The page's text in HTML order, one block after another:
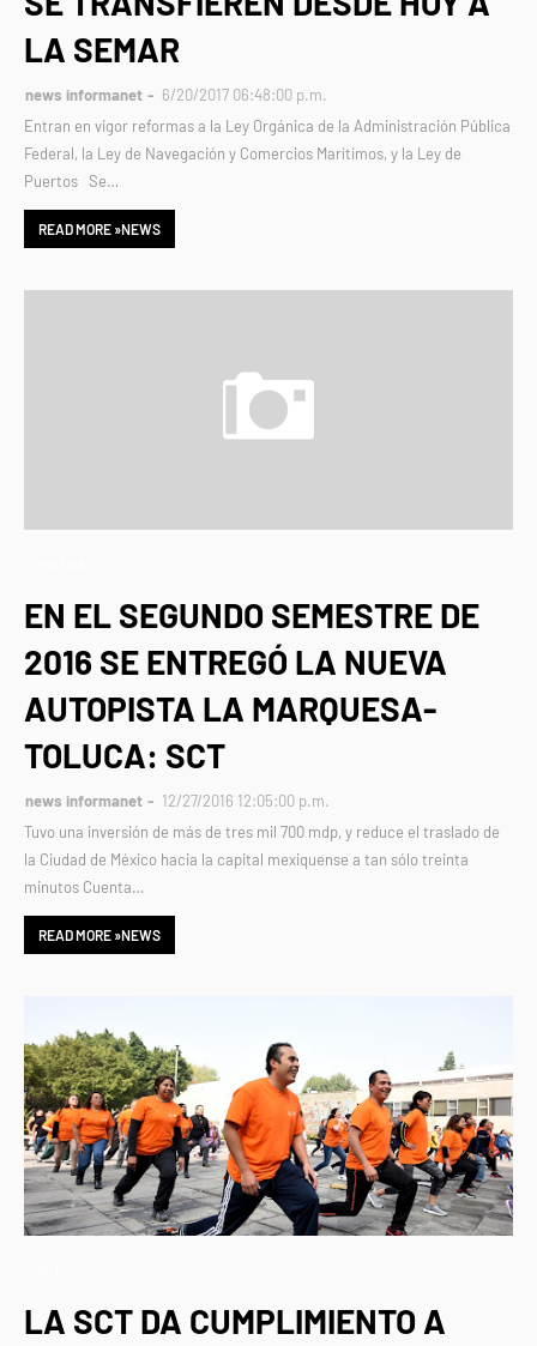
LA SEMAR
news informanet
6/20/2017 06:48:00 p.m.
​Entran en vigor reformas a la Ley Orgánica de la Administración Pública
Federal, la Ley de Navegación y Comercios Marítimos, y la Ley de
Puertos Se…
READ MORE »NEWS
EN EL SEGUNDO SEMESTRE DE
2016 SE ENTREGÓ LA NUEVA
AUTOPISTA LA MARQUESA-
TOLUCA: SCT
news informanet
12/27/2016 12:05:00 p.m.
Tuvo una inversión de más de tres mil 700 mdp, y reduce el traslado de
la Ciudad de México hacia la capital mexiquense a tan sólo treinta
minutos Cuenta…
READ MORE »NEWS
LA SCT DA CUMPLIMIENTO A